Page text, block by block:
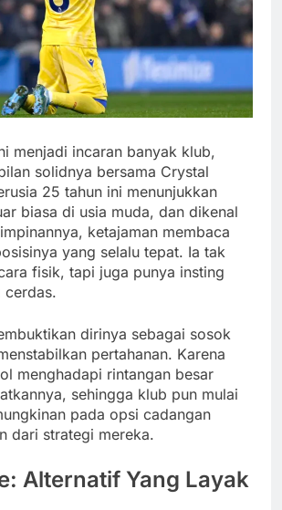
menjadi incaran banyak klub,
solidnya bersama Crystal
25 tahun ini menunjukkan
biasa di usia muda, dan dikenal
ketajaman membaca
yang selalu tepat. Ia tak
fisik, tapi juga punya insting
cerdas.
dirinya sebagai sosok
pertahanan. Karena
menghadapi rintangan besar
sehingga klub pun mulai
pada opsi cadangan
dari strategi mereka.
Alternatif Yang Layak